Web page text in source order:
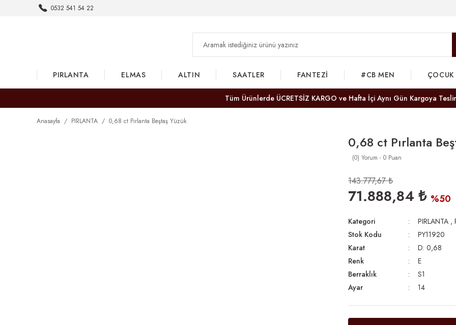
0532 541 54 22
PIRLANTA ELMAS ALTIN SAATLER FANTEZİ #CB MEN ÇOCUK
Tüm Ürünlerde ÜCRETSİZ KARGO ve Hafta İçi Aynı Gün Kargoya
Anasayfa PIRLANTA 0,68 ct Pırlanta Beştaş Yüzük
0,68 ct Pırlanta
(0) Yorum - 0 Puan
143.777,67 ₺
71.888,84 ₺ %50
Kategori PIRLANTA ,
Stok Kodu
PY11920
Karat
D: 0,68
Renk
E
Berraklık
S1
Ayar
14